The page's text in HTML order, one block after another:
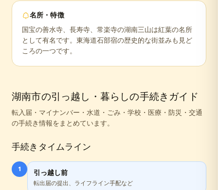
名所・特徴
国宝の善水寺、長寿寺、常楽寺の湖南三山は紅葉の名所
として有名です。東海道石部宿の歴史的な街並みも見ど
ころの一つです。
湖南市の引っ越し・暮らしの手続きガイド
転入届・マイナンバー・水道・ごみ・学校・医療・防災・交通
の手続き情報をまとめています。
手続きタイムライン
1 引っ越し前
転出届の提出、ライフライン手配など